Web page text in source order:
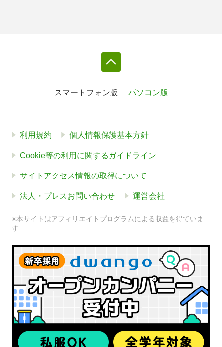
スマートフォン版 パソコン版
利用規約 個人情報保護基本方針
Cookie等の利用に関するガイドライン
サイトアクセス情報の取得について
法人・プレスお問い合わせ 運営会社
※本サイトはアフィリエイトプログラムによる収益を得ていま
す